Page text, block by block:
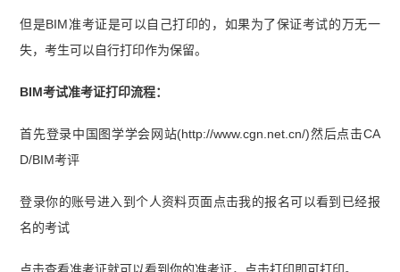
但是BIM准考证是可以自己打印的，如果为了保证考试的万无一
失，考生可以自行打印作为保留。
BIM考试准考证打印流程：
首先登录中国图学学会网站(http://www.cgn.net.cn/)然后点击CA
D/BIM考评
登录你的账号进入到个人资料页面点击我的报名可以看到已经报
名的考试
点击查看准考证就可以看到你的准考证，点击打印即可打印。